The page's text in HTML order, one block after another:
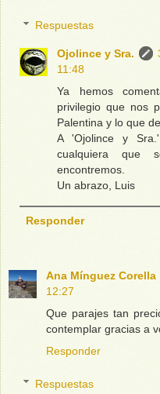
Respuestas
Ojolince y Sra.
11:48
Ya hemos
privilegio que nos
Palentina y lo que
A 'Ojolince y
cualquiera que
encontremos.
Un abrazo, Luis
Responder
Ana Mínguez Corella
12:27
Que parajes tan
contemplar gracias a
Responder
Respuestas